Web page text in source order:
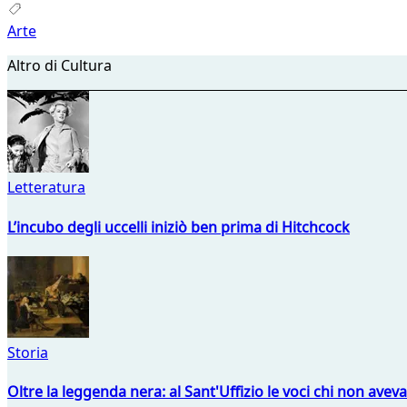
Arte
Altro di Cultura
Letteratura
L’incubo degli uccelli iniziò ben prima di Hitchcock
Storia
Oltre la leggenda nera: al Sant'Uffizio le voci chi non